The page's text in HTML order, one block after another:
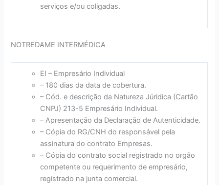
serviços e/ou coligadas.
NOTREDAME INTERMÉDICA
EI – Empresário Individual
– 180 dias da data de cobertura.
– Cód. e descrição da Natureza Júridica (Cartão
CNPJ) 213-5 Empresário Individual.
– Apresentação da Declaração de Autenticidade.
– Cópia do RG/CNH do responsável pela
assinatura do contrato Empresas.
– Cópia do contrato social registrado no orgão
competente ou requerimento de empresário,
registrado na junta comercial.